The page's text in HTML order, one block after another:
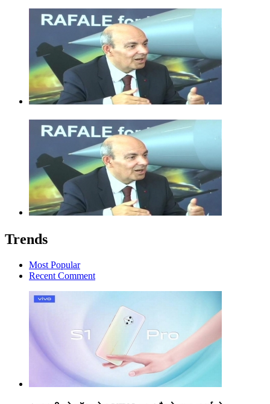
Trends
Most Popular
Recent Comment